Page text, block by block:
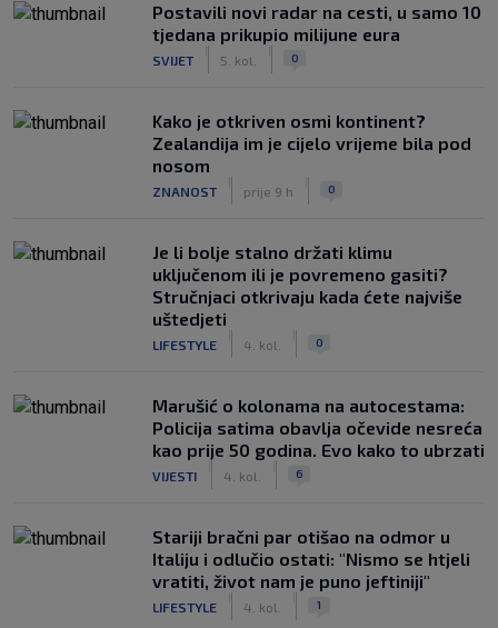
Postavili novi radar na cesti, u samo 10
tjedana prikupio milijune eura
SVIJET 5. kol. 0
Kako je otkriven osmi kontinent?
Zealandija im je cijelo vrijeme bila pod
nosom
ZNANOST prije 9 h 0
Je li bolje stalno držati klimu
uključenom ili je povremeno gasiti?
Stručnjaci otkrivaju kada ćete najviše
uštedjeti
LIFESTYLE 4. kol. 0
Marušić o kolonama na autocestama:
Policija satima obavlja očevide nesreća
kao prije 50 godina. Evo kako to ubrzati
VIJESTI 4. kol. 6
Stariji bračni par otišao na odmor u
Italiju i odlučio ostati: "Nismo se htjeli
vratiti, život nam je puno jeftiniji"
LIFESTYLE 4. kol. 1